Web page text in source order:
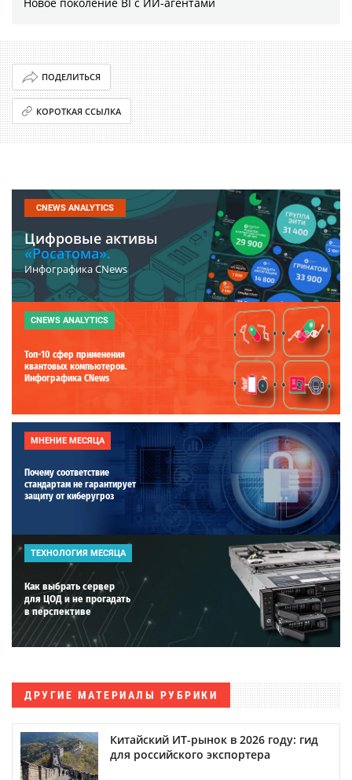
ПОДЕЛИТЬСЯ
КОРОТКАЯ ССЫЛКА
CNEWS ANALYTICS
Цифровые активы
«Росатома».
Инфографика CNews
CNEWS ANALYTICS
Топ-10 сфер применения
квантовых компьютеров.
Инфографика CNews
МНЕНИЕ МЕСЯЦА
Почему соответствие
стандартам не гарантирует
защиту от киберугроз
ТЕХНОЛОГИЯ МЕСЯЦА
Как выбрать сервер
для ЦОД и не прогадать
в перспективе
ДРУГИЕ МАТЕРИАЛЫ РУБРИКИ
Китайский ИТ-рынок в 2026 году: гид
для российского экспортера